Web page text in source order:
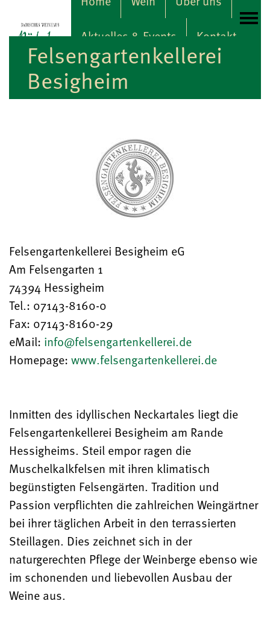
überspringen
Aktuelles & Events
Kontakt
Felsengartenkellerei
Besigheim
Felsengartenkellerei Besigheim eG
Am Felsengarten 1
74394 Hessigheim
Tel.: 07143-8160-0
Fax: 07143-8160-29
eMail: info@felsengartenkellerei.de
Homepage: www.felsengartenkellerei.de
Inmitten des idyllischen Neckartales liegt die
Felsengartenkellerei Besigheim am Rande
Hessigheims. Steil empor ragen die
Muschelkalkfelsen mit ihren klimatisch
begünstigten Felsengärten. Tradition und
Passion verpflichten die zahlreichen Weingärtner
bei ihrer täglichen Arbeit in den terrassierten
Steillagen. Dies zeichnet sich in der
naturgerechten Pflege der Weinberge ebenso wie
im schonenden und liebevollen Ausbau der
Weine aus.